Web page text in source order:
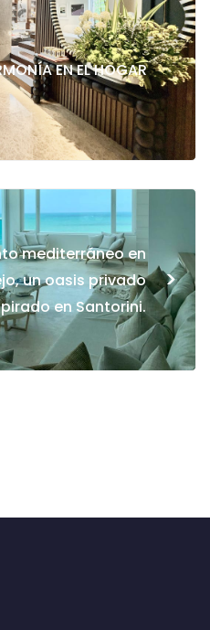
EN EL HOGAR
mediterráneo en
un oasis privado
en Santorini.
>